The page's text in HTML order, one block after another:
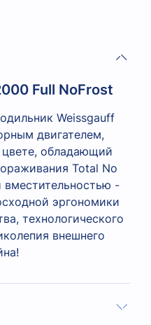
Full NoFrost
Weissgauff
двигателем,
обладающий
Total No
вместительностью -
эргономики
технологического
внешнего